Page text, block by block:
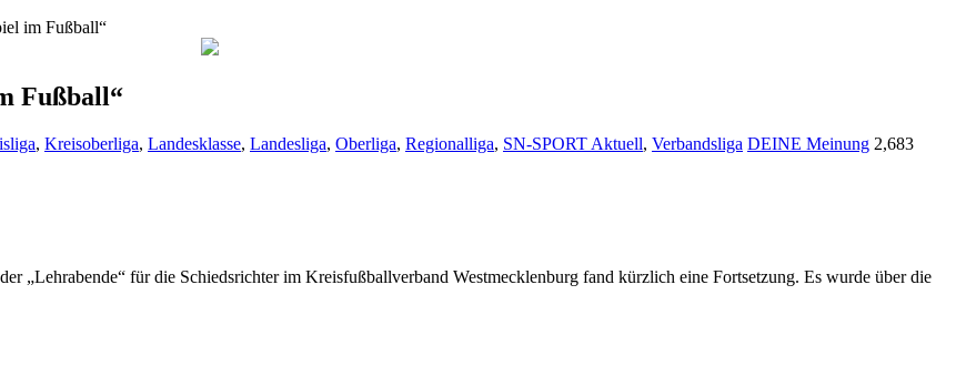
im Fußball“
Fußball“
, Kreisoberliga, Landesklasse, Landesliga, Oberliga, Regionalliga, SN-SPORT Aktuell, Verbandsliga DEINE Meinung 2,683
„Lehrabende“ für die Schiedsrichter im Kreisfußballverband Westmecklenburg fand kürzlich eine Fortsetzung. Es wurde über die